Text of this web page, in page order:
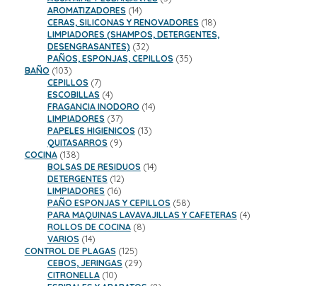
AROMATIZADORES 1414
productos
CERAS, SILICONAS Y RENOVADORES 1818
productos
LIMPIADORES (SHAMPOS, DETERGENTES,
DESENGRASANTES) 3232
productos
PAÑOS, ESPONJAS, CEPILLOS 3535
BAÑO 103103
productos
CEPILLOS 77
productos
ESCOBILLAS 44
productos
FRAGANCIA INODORO 1414
LIMPIADORES 3737
productos
PAPELES HIGIENICOS 1313
QUITASARROS 99
COCINA 138138
productos
BOLSAS DE RESIDUOS 1414
DETERGENTES 1212
productos
LIMPIADORES 1616
productos
PAÑO ESPONJAS Y CEPILLOS 5858
productos
PARA MAQUINAS LAVAVAJILLAS Y CAFETERAS 44
ROLLOS DE COCINA 88
VARIOS 1414
productos
CONTROL DE PLAGAS 125125
productos
CEBOS, JERINGAS 2929
CITRONELLA 1010